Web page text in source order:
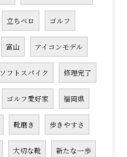
立ちベロ ゴルフ
富山 アイコンモデル
ソフトスパイク 修理完了
ゴルフ愛好家 福岡県
靴磨き 歩きやすさ
大切な靴 新たな一歩